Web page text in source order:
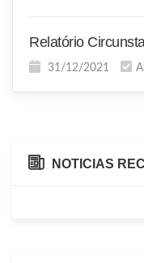
Relatório
31/12/2021
NOTICIAS